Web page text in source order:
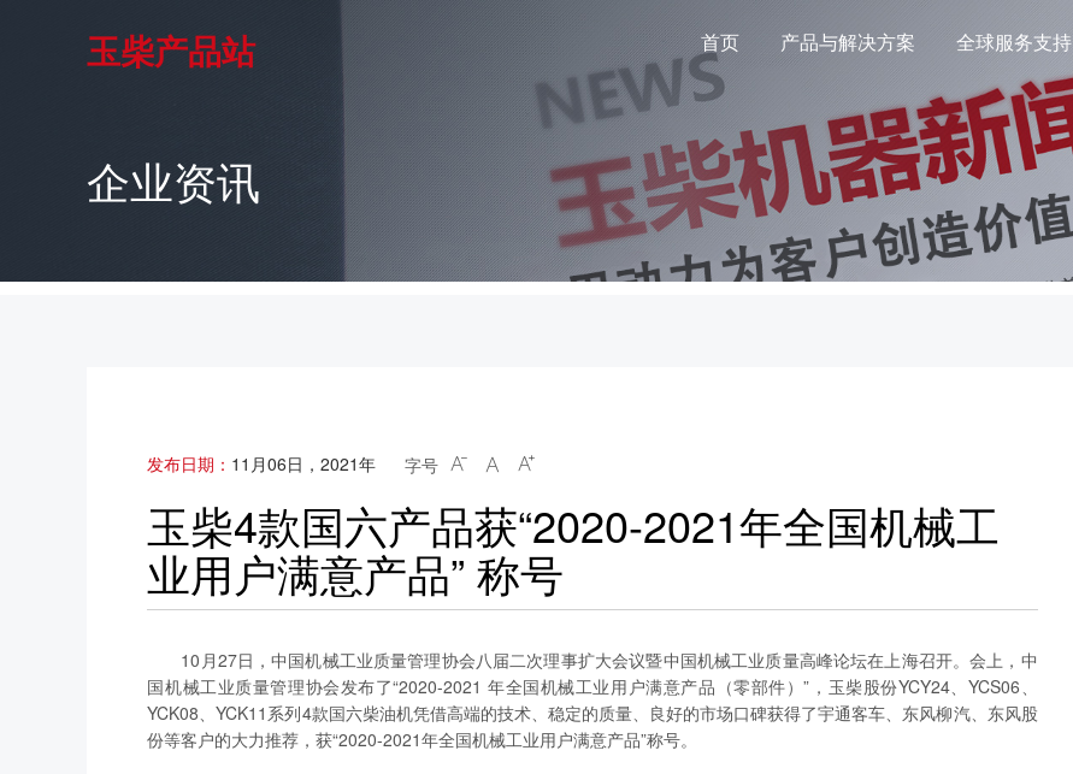
玉柴产品站 首页 产品与解决方案 全球服务支持
企业资讯
发布日期： 11月06日，2021年 字号   
玉柴4款国六产品获“2020-2021年全国机械工
业用户满意产品” 称号
10月27日，中国机械工业质量管理协会八届二次理事扩大会议暨中国机械工业质量高峰论坛在上海召开。会上，中
国机械工业质量管理协会发布了“2020-2021 年全国机械工业用户满意产品（零部件）”，玉柴股份YCY24、YCS06、
YCK08、YCK11系列4款国六柴油机凭借高端的技术、稳定的质量、良好的市场口碑获得了宇通客车、东风柳汽、东风股
份等客户的大力推荐，获“2020-2021年全国机械工业用户满意产品”称号。